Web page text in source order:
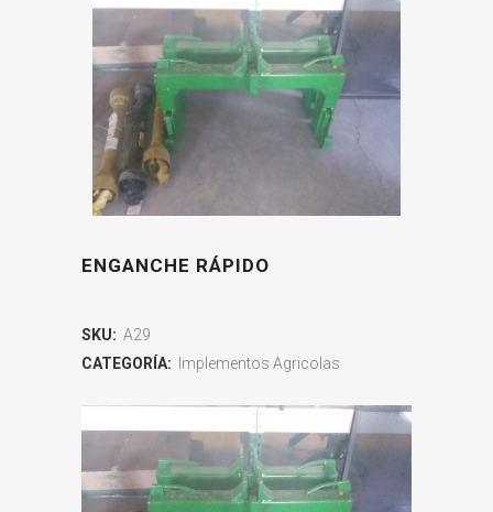
ENGANCHE RÁPIDO
SKU: A29
CATEGORÍA:
Implementos Agricolas